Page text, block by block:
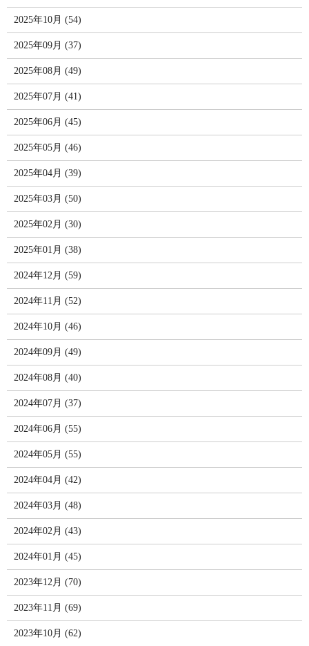
2025年10月 (54)
2025年09月 (37)
2025年08月 (49)
2025年07月 (41)
2025年06月 (45)
2025年05月 (46)
2025年04月 (39)
2025年03月 (50)
2025年02月 (30)
2025年01月 (38)
2024年12月 (59)
2024年11月 (52)
2024年10月 (46)
2024年09月 (49)
2024年08月 (40)
2024年07月 (37)
2024年06月 (55)
2024年05月 (55)
2024年04月 (42)
2024年03月 (48)
2024年02月 (43)
2024年01月 (45)
2023年12月 (70)
2023年11月 (69)
2023年10月 (62)